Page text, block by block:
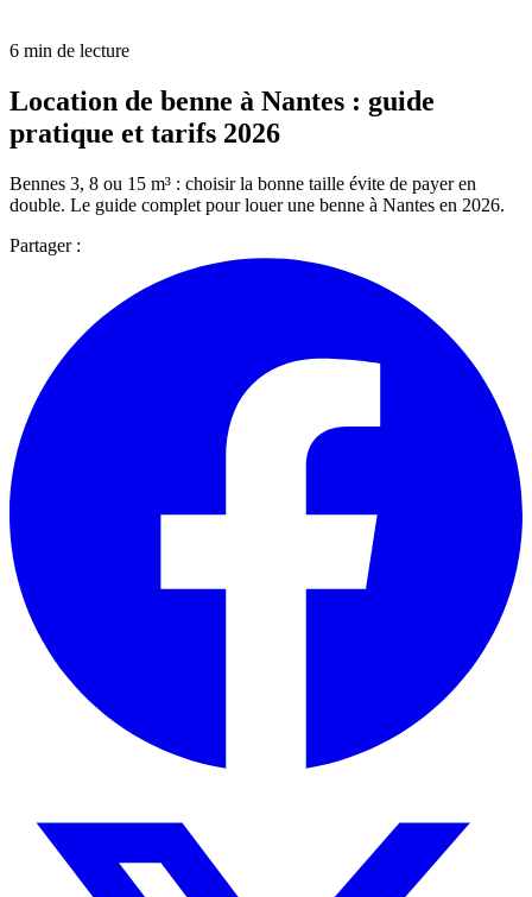
6 min de lecture
Location de benne à Nantes : guide
pratique et tarifs 2026
Bennes 3, 8 ou 15 m³ : choisir la bonne taille évite de payer en
double. Le guide complet pour louer une benne à Nantes en 2026.
Partager :